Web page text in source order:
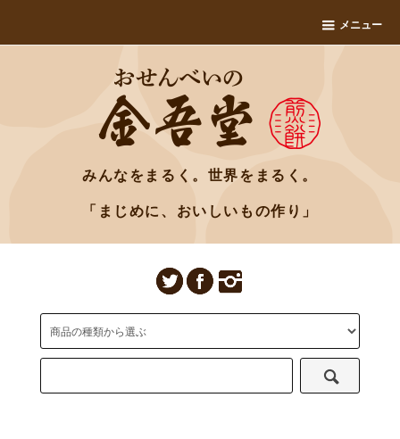
メニュー
みんなをまるく。世界をまるく。
「まじめに、おいしいもの作り」